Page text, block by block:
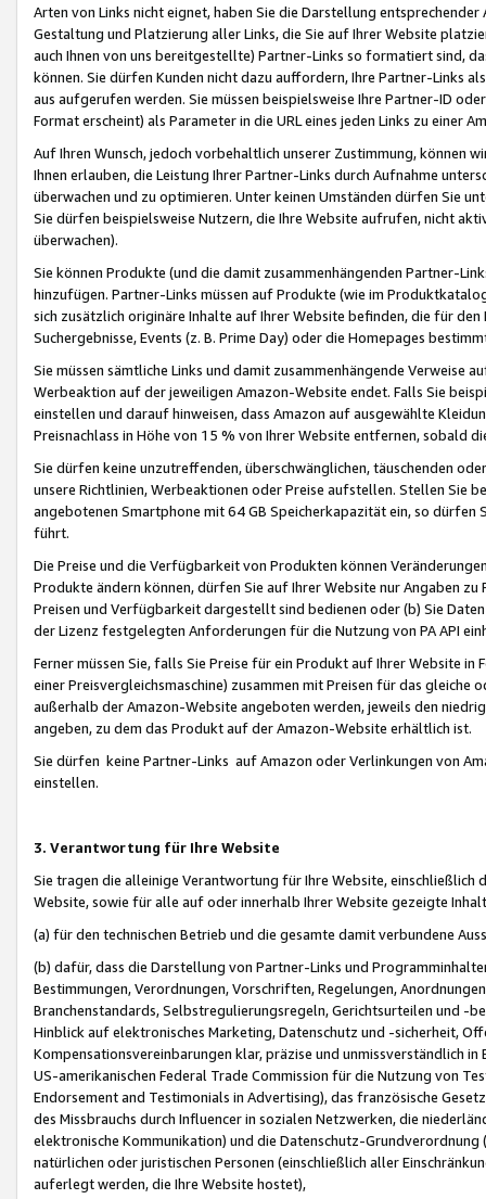
Arten von Links nicht eignet, haben Sie die Darstellung
Gestaltung und Platzierung aller Links, die Sie auf Ihrer Website
auch Ihnen von uns bereitgestellte) Partner-Links so formatiert sind,
können. Sie dürfen Kunden nicht dazu auffordern, Ihre Partner-Links
aus aufgerufen werden. Sie müssen beispielsweise Ihre Partner-ID
Format erscheint) als Parameter in die URL eines jeden Links zu einer
Auf Ihren Wunsch, jedoch vorbehaltlich unserer Zustimmung, können
Ihnen erlauben, die Leistung Ihrer Partner-Links durch Aufnahme
überwachen und zu optimieren. Unter keinen Umständen dürfen Sie
Sie dürfen beispielsweise Nutzern, die Ihre Website aufrufen, nicht
überwachen).
Sie können Produkte (und die damit zusammenhängenden Partner-
hinzufügen. Partner-Links müssen auf Produkte (wie im
sich zusätzlich originäre Inhalte auf Ihrer Website befinden, die für
Suchergebnisse, Events (z. B. Prime Day) oder die Homepages
Sie müssen sämtliche Links und damit zusammenhängende
Werbeaktion auf der jeweiligen Amazon-Website endet. Falls Sie
einstellen und darauf hinweisen, dass Amazon auf ausgewählte
Preisnachlass in Höhe von 15 % von Ihrer Website entfernen, sobald
Sie dürfen keine unzutreffenden, überschwänglichen, täuschenden
unsere Richtlinien, Werbeaktionen oder Preise aufstellen. Stellen Sie
angebotenen Smartphone mit 64 GB Speicherkapazität ein, so dürfen
führt.
Die Preise und die Verfügbarkeit von Produkten können
Produkte ändern können, dürfen Sie auf Ihrer Website nur Angaben
Preisen und Verfügbarkeit dargestellt sind bedienen oder (b) Sie
der Lizenz festgelegten Anforderungen für die Nutzung von PA API
Ferner müssen Sie, falls Sie Preise für ein Produkt auf Ihrer Website
einer Preisvergleichsmaschine) zusammen mit Preisen für das
außerhalb der Amazon-Website angeboten werden, jeweils den
angeben, zu dem das Produkt auf der Amazon-Website erhältlich ist.
Sie dürfen keine Partner-Links auf Amazon oder Verlinkungen von
einstellen.
3. Verantwortung für Ihre Website
Sie tragen die alleinige Verantwortung für Ihre Website,
Website, sowie für alle auf oder innerhalb Ihrer Website gezeigte
(a) für den technischen Betrieb und die gesamte damit verbundene
(b) dafür, dass die Darstellung von Partner-Links und
Bestimmungen, Verordnungen, Vorschriften, Regelungen,
Branchenstandards, Selbstregulierungsregeln, Gerichtsurteilen und -
Hinblick auf elektronisches Marketing, Datenschutz und -sicherheit,
Kompensationsvereinbarungen klar, präzise und unmissverständlich
US-amerikanischen Federal Trade Commission für die Nutzung von
Endorsement and Testimonials in Advertising), das französische
des Missbrauchs durch Influencer in sozialen Netzwerken, die
elektronische Kommunikation) und die Datenschutz-
natürlichen oder juristischen Personen (einschließlich aller
auferlegt werden, die Ihre Website hostet),